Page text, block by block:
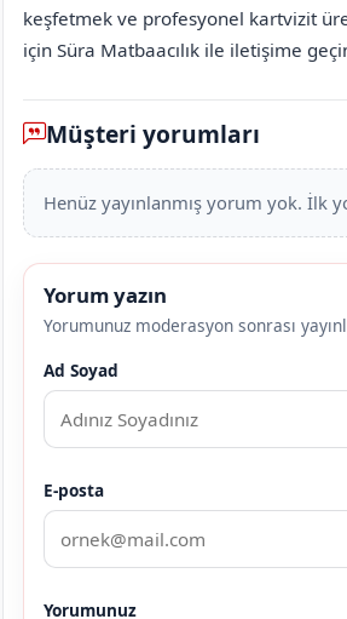
keşfetmek ve profesyonel kartvizit
için Süra Matbaacılık ile iletişime
Müşteri yorumları
Henüz yayınlanmış yorum yok. İlk
Yorum yazın
Yorumunuz moderasyon sonrası
Ad Soyad
E-posta
Yorumunuz